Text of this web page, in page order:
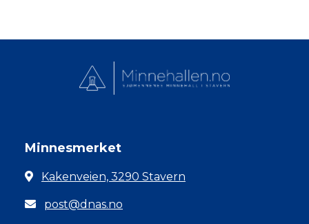
Minnesmerket
Kakenveien, 3290 Stavern
post@dnas.no